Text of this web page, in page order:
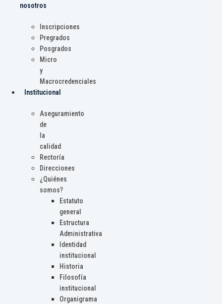
nosotros
Inscripciones
Pregrados
Posgrados
Micro
y
Macrocredenciales
Institucional
Aseguramiento
de
la
calidad
Rectoría
Direcciones
¿Quiénes
somos?
Estatuto
general
Estructura
Administrativa
Identidad
institucional
Historia
Filosofía
institucional
Organigrama